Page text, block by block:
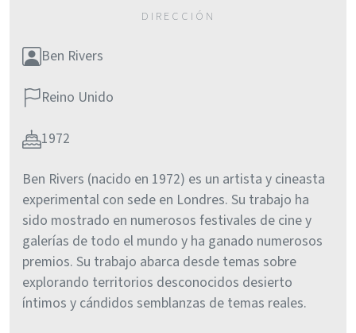
Ben Rivers
Reino Unido
1972
Ben Rivers (nacido en 1972) es un artista y cineasta
experimental con sede en Londres. Su trabajo ha
sido mostrado en numerosos festivales de cine y
galerías de todo el mundo y ha ganado numerosos
premios. Su trabajo abarca desde temas sobre
explorando territorios desconocidos desierto
íntimos y cándidos semblanzas de temas reales.